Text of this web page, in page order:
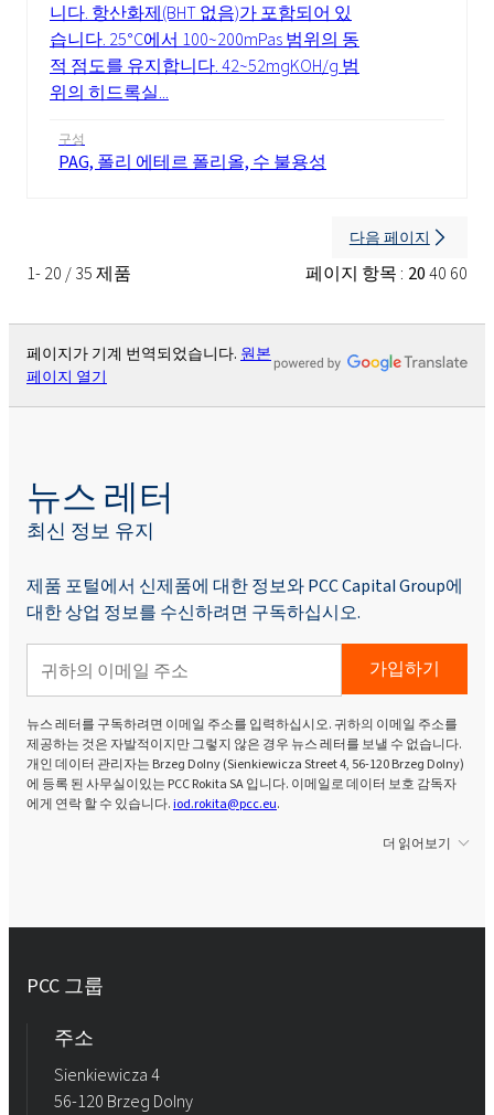
니다. 항산화제(BHT 없음)가 포함되어 있
습니다. 25°C에서 100~200mPas 범위의 동
적 점도를 유지합니다. 42~52mgKOH/g 범
위의 히드록실...
구성
PAG, 폴리 에테르 폴리올, 수 불용성
1- 20 / 35 제품 페이지 항목 : 2040 60
다음 페이지
페이지가 기계 번역되었습니다. 원본
페이지 열기
뉴스 레터
최신 정보 유지
제품 포털에서 신제품에 대한 정보와 PCC Capital Group에
대한 상업 정보를 수신하려면 구독하십시오.
가입하기
뉴스 레터를 구독하려면 이메일 주소를 입력하십시오. 귀하의 이메일 주소를
제공하는 것은 자발적이지만 그렇지 않은 경우 뉴스 레터를 보낼 수 없습니다.
개인 데이터 관리자는 Brzeg Dolny (Sienkiewicza Street 4, 56-120 Brzeg Dolny)
에 등록 된 사무실이있는 PCC Rokita SA 입니다. 이메일로 데이터 보호 감독자
에게 연락 할 수 있습니다.iod.rokita@pcc.eu.
더 읽어보기
PCC 그룹
주소
Sienkiewicza 4
56-120 Brzeg Dolny